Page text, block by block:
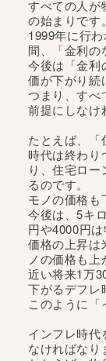
すべての人が
の始まりです。
1999年に行
間、「金利の
今後は「金利
価が下がり続
つまり、すべ
前提にしなけ
たとえば、「
時代は終わり
り、住宅ロ
るのです。
モノの価格も
今後は、5キ
円や4000円は
価格の上昇は
ノの価格も上
近い将来1万
下がるデフ
このように「
インフレ時代
なければなり